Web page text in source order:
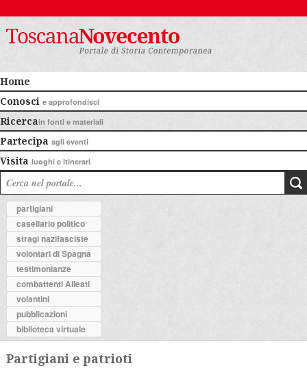
Home
Conosci e approfondisci
Ricercain fonti e materiali
Partecipa agli eventi
Visita luoghi e itinerari
partigiani
casellario politico
stragi nazifasciste
volontari di Spagna
testimonianze
combattenti Alleati
volantini
pubblicazioni
biblioteca virtuale
Partigiani e patrioti